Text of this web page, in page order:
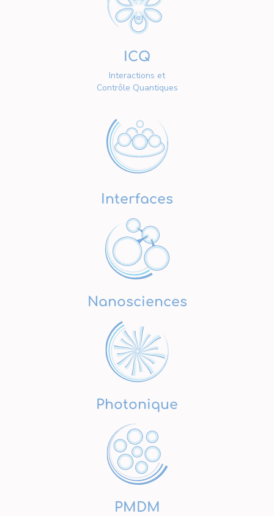
ICQ
Interactions et
Contrôle Quantiques
Interfaces
Nanosciences
Photonique
PMDM